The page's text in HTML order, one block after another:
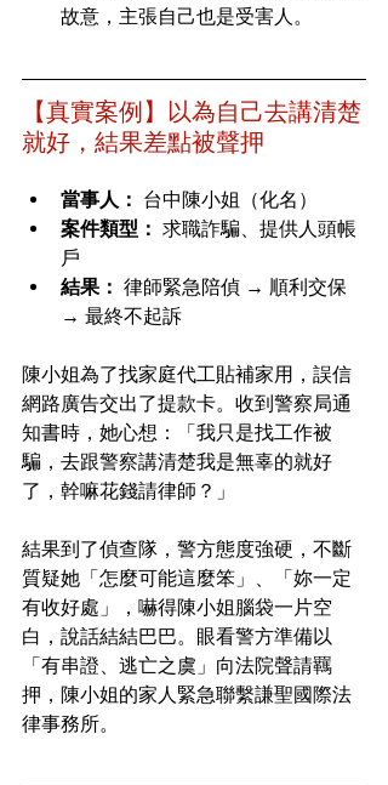
故意，主張自己也是受害人。
【真實案例】以為自己去講清楚
就好，結果差點被聲押
當事人： 台中陳小姐（化名）
案件類型： 求職詐騙、提供人頭帳
戶
結果： 律師緊急陪偵 → 順利交保
→ 最終不起訴
陳小姐為了找家庭代工貼補家用，誤信
網路廣告交出了提款卡。收到警察局通
知書時，她心想：「我只是找工作被
騙，去跟警察講清楚我是無辜的就好
了，幹嘛花錢請律師？」
結果到了偵查隊，警方態度強硬，不斷
質疑她「怎麼可能這麼笨」、「妳一定
有收好處」，嚇得陳小姐腦袋一片空
白，說話結結巴巴。眼看警方準備以
「有串證、逃亡之虞」向法院聲請羈
押，陳小姐的家人緊急聯繫謙聖國際法
律事務所。